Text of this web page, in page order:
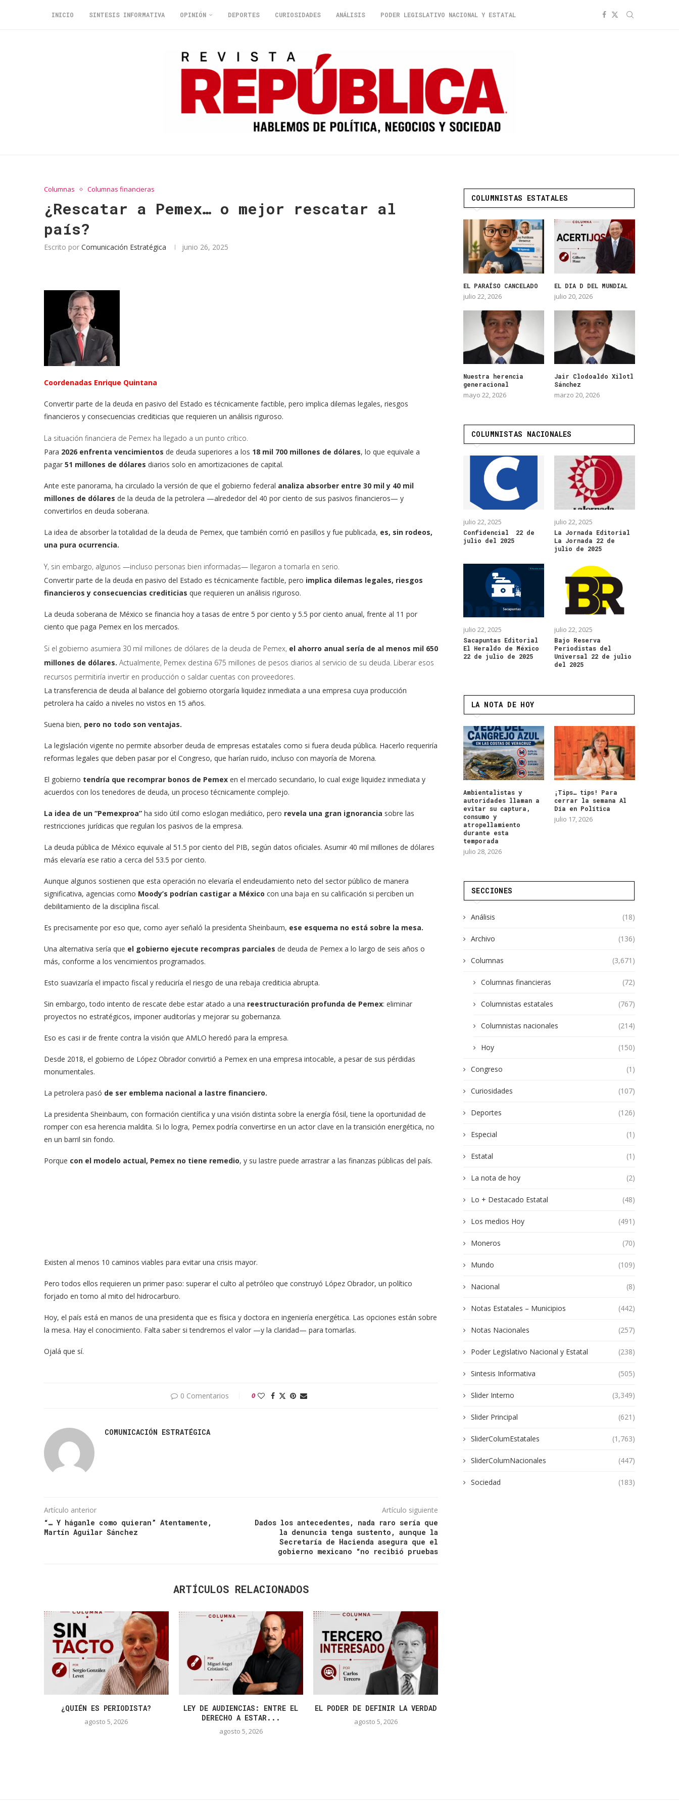
INICIO SINTESIS INFORMATIVA OPINIÓN DEPORTES CURIOSIDADES ANÁLISIS PODER LEGISLATIVO NACIONAL Y ESTATAL
Columnas Columnas financieras
¿Rescatar a Pemex… o mejor rescatar al
país?
Escrito por Comunicación Estratégica junio 26, 2025
Coordenadas Enrique Quintana
Convertir parte de la deuda en pasivo del Estado es técnicamente factible, pero implica dilemas legales, riesgos
financieros y consecuencias crediticias que requieren un análisis riguroso.
La situación financiera de Pemex ha llegado a un punto crítico.
Para 2026 enfrenta vencimientos de deuda superiores a los 18 mil 700 millones de dólares, lo que equivale a
pagar 51 millones de dólares diarios solo en amortizaciones de capital.
Ante este panorama, ha circulado la versión de que el gobierno federal analiza absorber entre 30 mil y 40 mil
millones de dólares de la deuda de la petrolera —alrededor del 40 por ciento de sus pasivos financieros— y
convertirlos en deuda soberana.
La idea de absorber la totalidad de la deuda de Pemex, que también corrió en pasillos y fue publicada, es, sin rodeos,
una pura ocurrencia.
Y, sin embargo, algunos —incluso personas bien informadas— llegaron a tomarla en serio.
Convertir parte de la deuda en pasivo del Estado es técnicamente factible, pero implica dilemas legales, riesgos
financieros y consecuencias crediticias que requieren un análisis riguroso.
La deuda soberana de México se financia hoy a tasas de entre 5 por ciento y 5.5 por ciento anual, frente al 11 por
ciento que paga Pemex en los mercados.
Si el gobierno asumiera 30 mil millones de dólares de la deuda de Pemex, el ahorro anual sería de al menos mil 650
millones de dólares. Actualmente, Pemex destina 675 millones de pesos diarios al servicio de su deuda. Liberar esos
recursos permitiría invertir en producción o saldar cuentas con proveedores.
La transferencia de deuda al balance del gobierno otorgaría liquidez inmediata a una empresa cuya producción
petrolera ha caído a niveles no vistos en 15 años.
Suena bien, pero no todo son ventajas.
La legislación vigente no permite absorber deuda de empresas estatales como si fuera deuda pública. Hacerlo requeriría
reformas legales que deben pasar por el Congreso, que harían ruido, incluso con mayoría de Morena.
El gobierno tendría que recomprar bonos de Pemex en el mercado secundario, lo cual exige liquidez inmediata y
acuerdos con los tenedores de deuda, un proceso técnicamente complejo.
La idea de un “Pemexproa” ha sido útil como eslogan mediático, pero revela una gran ignorancia sobre las
restricciones jurídicas que regulan los pasivos de la empresa.
La deuda pública de México equivale al 51.5 por ciento del PIB, según datos oficiales. Asumir 40 mil millones de dólares
más elevaría ese ratio a cerca del 53.5 por ciento.
Aunque algunos sostienen que esta operación no elevaría el endeudamiento neto del sector público de manera
significativa, agencias como Moody’s podrían castigar a México con una baja en su calificación si perciben un
debilitamiento de la disciplina fiscal.
Es precisamente por eso que, como ayer señaló la presidenta Sheinbaum, ese esquema no está sobre la mesa.
Una alternativa sería que el gobierno ejecute recompras parciales de deuda de Pemex a lo largo de seis años o
más, conforme a los vencimientos programados.
Esto suavizaría el impacto fiscal y reduciría el riesgo de una rebaja crediticia abrupta.
Sin embargo, todo intento de rescate debe estar atado a una reestructuración profunda de Pemex: eliminar
proyectos no estratégicos, imponer auditorías y mejorar su gobernanza.
Eso es casi ir de frente contra la visión que AMLO heredó para la empresa.
Desde 2018, el gobierno de López Obrador convirtió a Pemex en una empresa intocable, a pesar de sus pérdidas
monumentales.
La petrolera pasó de ser emblema nacional a lastre financiero.
La presidenta Sheinbaum, con formación científica y una visión distinta sobre la energía fósil, tiene la oportunidad de
romper con esa herencia maldita. Si lo logra, Pemex podría convertirse en un actor clave en la transición energética, no
en un barril sin fondo.
Porque con el modelo actual, Pemex no tiene remedio, y su lastre puede arrastrar a las finanzas públicas del país.
Existen al menos 10 caminos viables para evitar una crisis mayor.
Pero todos ellos requieren un primer paso: superar el culto al petróleo que construyó López Obrador, un político
forjado en torno al mito del hidrocarburo.
Hoy, el país está en manos de una presidenta que es física y doctora en ingeniería energética. Las opciones están sobre
la mesa. Hay el conocimiento. Falta saber si tendremos el valor —y la claridad— para tomarlas.
Ojalá que sí.
0 Comentarios 0
COMUNICACIÓN ESTRATÉGICA
Artículo anterior
“… Y háganle como quieran” Atentamente,
Martín Aguilar Sánchez
Artículo siguiente
Dados los antecedentes, nada raro sería que
la denuncia tenga sustento, aunque la
Secretaría de Hacienda asegura que el
gobierno mexicano “no recibió pruebas
ARTÍCULOS RELACIONADOS
¿QUIÉN ES PERIODISTA?
agosto 5, 2026
LEY DE AUDIENCIAS: ENTRE EL
DERECHO A ESTAR...
agosto 5, 2026
EL PODER DE DEFINIR LA VERDAD
agosto 5, 2026
COLUMNISTAS ESTATALES
EL PARAÍSO CANCELADO
julio 22, 2026
EL DIA D DEL MUNDIAL
julio 20, 2026
Nuestra herencia
generacional
mayo 22, 2026
Jair Clodoaldo Xilotl
Sánchez
marzo 20, 2026
COLUMNISTAS NACIONALES
julio 22, 2025
Confidencial 22 de
julio del 2025
julio 22, 2025
La Jornada Editorial
La Jornada 22 de
julio de 2025
julio 22, 2025
Sacapuntas Editorial
El Heraldo de México
22 de julio de 2025
julio 22, 2025
Bajo Reserva
Periodistas del
Universal 22 de julio
del 2025
LA NOTA DE HOY
Ambientalistas y
autoridades llaman a
evitar su captura,
consumo y
atropellamiento
durante esta
temporada
julio 28, 2026
¡Tips… tips! Para
cerrar la semana Al
Día en Política
julio 17, 2026
SECCIONES
Análisis (18)
Archivo (136)
Columnas (3,671)
Columnas financieras (72)
Columnistas estatales (767)
Columnistas nacionales (214)
Hoy (150)
Congreso (1)
Curiosidades (107)
Deportes (126)
Especial (1)
Estatal (1)
La nota de hoy (2)
Lo + Destacado Estatal (48)
Los medios Hoy (491)
Moneros (70)
Mundo (109)
Nacional (8)
Notas Estatales – Municipios (442)
Notas Nacionales (257)
Poder Legislativo Nacional y Estatal (238)
Sintesis Informativa (505)
Slider Interno (3,349)
Slider Principal (621)
SliderColumEstatales (1,763)
SliderColumNacionales (447)
Sociedad (183)